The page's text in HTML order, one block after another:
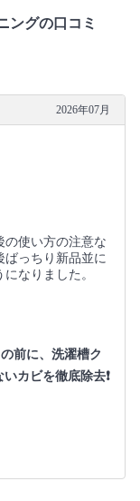
ングの口コミ
2026年07月
の使い方の注意な
ばっちり新品並に
なりました。
前に、洗濯槽ク
カビを徹底除去❗️